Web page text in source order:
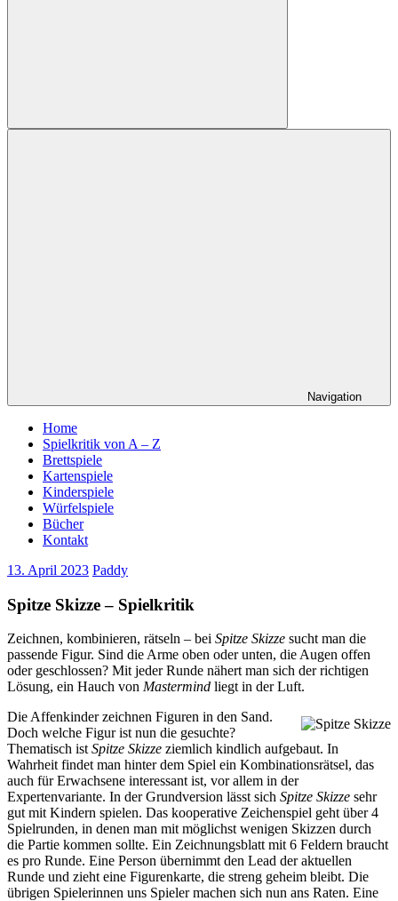
Suchen
Navigation
Home
Spielkritik von A – Z
Brettspiele
Kartenspiele
Kinderspiele
Würfelspiele
Bücher
Kontakt
13. April 2023 Paddy
Spitze Skizze – Spielkritik
Zeichnen, kombinieren, rätseln – bei Spitze Skizze sucht man die
passende Figur. Sind die Arme oben oder unten, die Augen offen
oder geschlossen? Mit jeder Runde nähert man sich der richtigen
Lösung, ein Hauch von Mastermind liegt in der Luft.
Die Affenkinder zeichnen Figuren in den Sand.
Doch welche Figur ist nun die gesuchte?
Thematisch istSpitze Skizze ziemlich kindlich aufgebaut. In
Wahrheit findet man hinter dem Spiel ein Kombinationsrätsel, das
auch für Erwachsene interessant ist, vor allem in der
Expertenvariante. In der Grundversion lässt sich Spitze Skizze sehr
gut mit Kindern spielen. Das kooperative Zeichenspiel geht über 4
Spielrunden, in denen man mit möglichst wenigen Skizzen durch
die Partie kommen sollte. Ein Zeichnungsblatt mit 6 Feldern braucht
es pro Runde. Eine Person übernimmt den Lead der aktuellen
Runde und zieht eine Figurenkarte, die streng geheim bleibt. Die
übrigen Spielerinnen uns Spieler machen sich nun ans Raten. Eine